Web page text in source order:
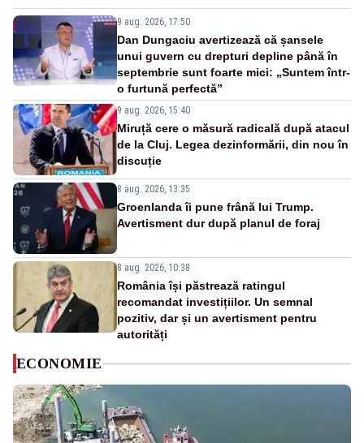
9 aug. 2026, 17:50
Dan Dungaciu avertizează că șansele
unui guvern cu drepturi depline până în
septembrie sunt foarte mici: „Suntem într-
o furtună perfectă”
9 aug. 2026, 15:40
Miruță cere o măsură radicală după atacul
de la Cluj. Legea dezinformării, din nou în
discuție
8 aug. 2026, 13:35
Groenlanda îi pune frână lui Trump.
Avertisment dur după planul de foraj
8 aug. 2026, 10:38
România își păstrează ratingul
recomandat investițiilor. Un semnal
pozitiv, dar și un avertisment pentru
autorități
ECONOMIE